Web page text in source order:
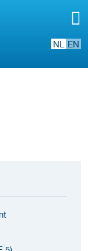
NL EN